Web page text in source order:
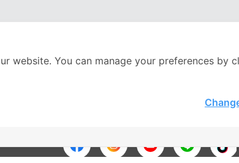
website. You can manage your preferences by